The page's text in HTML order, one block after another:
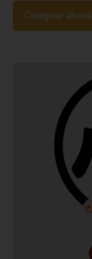
Comprar ahora